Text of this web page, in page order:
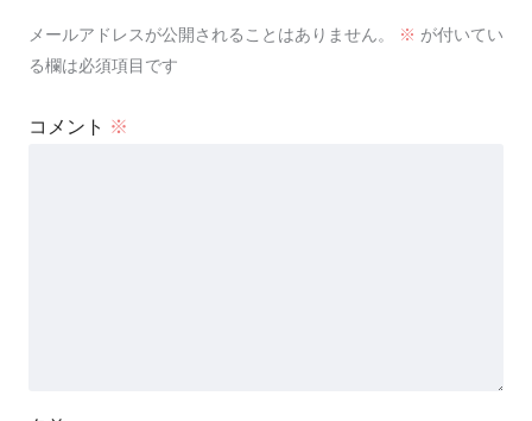
メールアドレスが公開されることはありません。 ※ が付いてい
る欄は必須項目です
コメント ※